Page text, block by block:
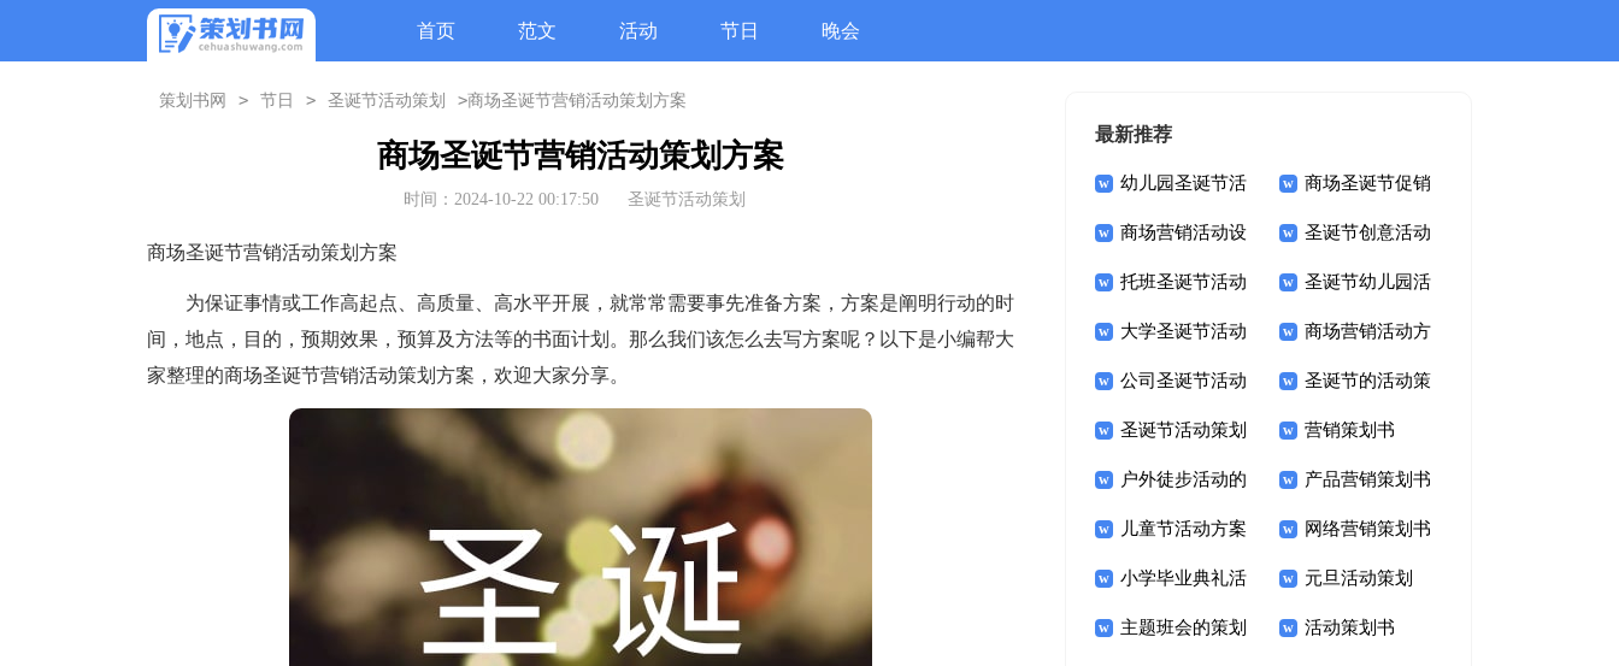
首页 范文 活动 节日 晚会
策划书网 > 节日 > 圣诞节活动策划 >商场圣诞节营销活动策划方案
商场圣诞节营销活动策划方案
时间：2024-10-22 00:17:50 圣诞节活动策划
商场圣诞节营销活动策划方案
为保证事情或工作高起点、高质量、高水平开展，就常常需要事先准备方案，方案是阐明行动的时
间，地点，目的，预期效果，预算及方法等的书面计划。那么我们该怎么去写方案呢？以下是小编帮大
家整理的商场圣诞节营销活动策划方案，欢迎大家分享。
最新推荐
幼儿园圣诞节活
动策划
商场圣诞节促销
活动策划
商场营销活动设
计策划方案
圣诞节创意活动
策划方案
托班圣诞节活动
的策划方案
圣诞节幼儿园活
动策划
大学圣诞节活动
策划
商场营销活动方
案
公司圣诞节活动
策划方案
圣诞节的活动策
划
圣诞节活动策划 营销策划书
户外徒步活动的
策划方案
产品营销策划书
儿童节活动方案
策划
网络营销策划书
小学毕业典礼活
动策划方案
元旦活动策划
主题班会的策划 活动策划书